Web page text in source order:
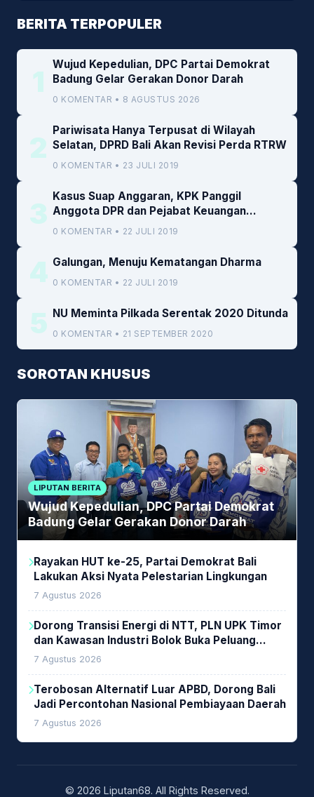
BERITA TERPOPULER
1
Wujud Kepedulian, DPC Partai Demokrat
Badung Gelar Gerakan Donor Darah
0 KOMENTAR • 8 AGUSTUS 2026
2
Pariwisata Hanya Terpusat di Wilayah
Selatan, DPRD Bali Akan Revisi Perda RTRW
0 KOMENTAR • 23 JULI 2019
3
Kasus Suap Anggaran, KPK Panggil
Anggota DPR dan Pejabat Keuangan
Kemenkeu
0 KOMENTAR • 22 JULI 2019
4 Galungan, Menuju Kematangan Dharma
0 KOMENTAR • 22 JULI 2019
5 NU Meminta Pilkada Serentak 2020 Ditunda
0 KOMENTAR • 21 SEPTEMBER 2020
SOROTAN KHUSUS
LIPUTAN BERITA
Wujud Kepedulian, DPC Partai Demokrat
Badung Gelar Gerakan Donor Darah
Rayakan HUT ke-25, Partai Demokrat Bali
Lakukan Aksi Nyata Pelestarian Lingkungan
7 Agustus 2026
Dorong Transisi Energi di NTT, PLN UPK Timor
dan Kawasan Industri Bolok Buka Peluang
Investasi Woodchip untuk Cofiring PLTU Bolok
7 Agustus 2026
Terobosan Alternatif Luar APBD, Dorong Bali
Jadi Percontohan Nasional Pembiayaan Daerah
7 Agustus 2026
© 2026 Liputan68. All Rights Reserved.